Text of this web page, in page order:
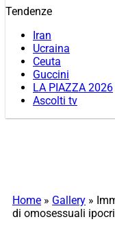
Tendenze
Iran
Ucraina
Ceuta
Guccini
LA PIAZZA 2026
Ascolti tv
Home » Gallery »
di omosessuali